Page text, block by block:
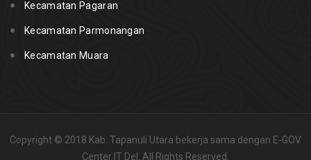
Kecamatan Pagaran
Kecamatan Parmonangan
Kecamatan Muara
Copyright © 2018 Kab. Tapanuli Utara bekerja sama dengan E-GOV
Center IT Del. All Rights Reserved.